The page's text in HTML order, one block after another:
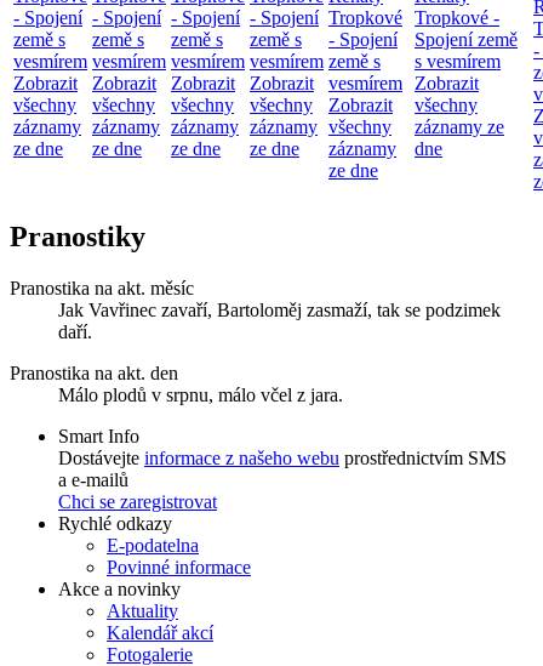
- Spojení
země s
vesmírem
Zobrazit
všechny
záznamy
ze dne
- Spojení
země s
vesmírem
Zobrazit
všechny
záznamy
ze dne
- Spojení
země s
vesmírem
Zobrazit
všechny
záznamy
ze dne
- Spojení
země s
vesmírem
Zobrazit
všechny
záznamy
ze dne
Tropkové
- Spojení
země s
vesmírem
Zobrazit
všechny
záznamy
ze dne
Tropkové -
Spojení země
s vesmírem
Zobrazit
všechny
záznamy ze
dne
-
Pranostiky
Pranostika na akt. měsíc
Jak Vavřinec zavaří, Bartoloměj zasmaží, tak se podzimek
daří.
Pranostika na akt. den
Málo plodů v srpnu, málo včel z jara.
Smart Info
Dostávejte informace z našeho webu prostřednictvím SMS
a e-mailů
Chci se zaregistrovat
Rychlé odkazy
E-podatelna
Povinné informace
Akce a novinky
Aktuality
Kalendář akcí
Fotogalerie